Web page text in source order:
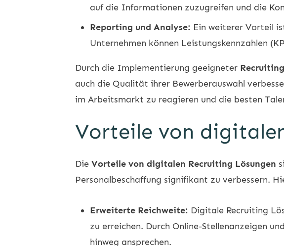
auf die Informationen zuzugreifen und die
Reporting und Analyse: Ein weiterer Vorteil
Unternehmen können Leistungskennzahlen
Durch die Implementierung geeigneter
auch die Qualität ihrer Bewerberauswahl
im Arbeitsmarkt zu reagieren und die besten
Vorteile von
Die Vorteile von digitalen Recruiting Lösungen
Personalbeschaffung signifikant zu verbessern.
Erweiterte Reichweite: Digitale Recruiting
zu erreichen. Durch Online-Stellenanzeigen
hinweg ansprechen.